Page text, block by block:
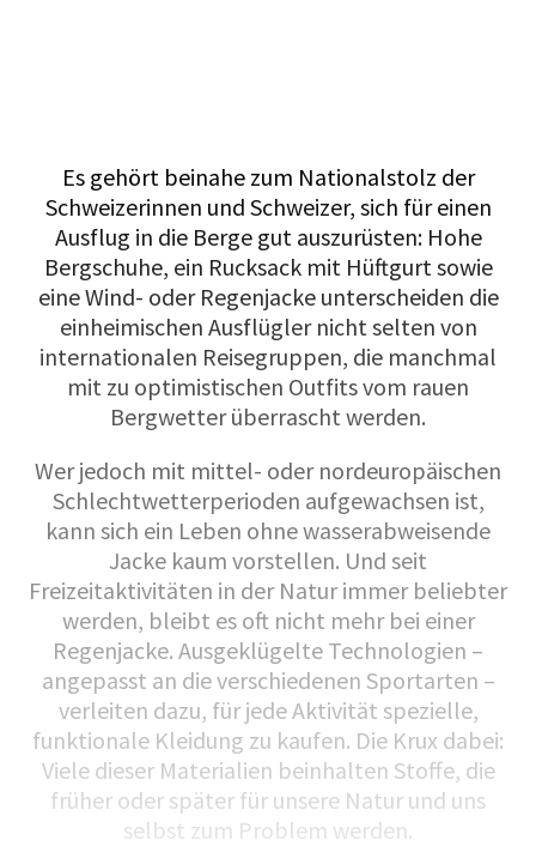
Es gehört beinahe zum Nationalstolz der
Schweizerinnen und Schweizer, sich für einen
Ausflug in die Berge gut auszurüsten: Hohe
Bergschuhe, ein Rucksack mit Hüftgurt sowie
eine Wind- oder Regenjacke unterscheiden die
einheimischen Ausflügler nicht selten von
internationalen Reisegruppen, die manchmal
mit zu optimistischen Outfits vom rauen
Bergwetter überrascht werden.
Wer jedoch mit mittel- oder nordeuropäischen
Schlechtwetterperioden aufgewachsen ist,
kann sich ein Leben ohne wasserabweisende
Jacke kaum vorstellen. Und seit
Freizeitaktivitäten in der Natur immer beliebter
werden, bleibt es oft nicht mehr bei einer
Regenjacke. Ausgeklügelte Technologien –
angepasst an die verschiedenen Sportarten –
verleiten dazu, für jede Aktivität spezielle,
funktionale Kleidung zu kaufen. Die Krux dabei:
Viele dieser Materialien beinhalten Stoffe, die
früher oder später für unsere Natur und uns
selbst zum Problem werden.